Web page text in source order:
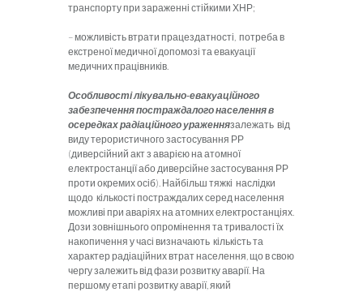
транспорту при зараженні стійкими ХНР;
– можливість втрати працездатності, потреба в
екстреної медичної допомозі та евакуації
медичних працівників.
Особливості лікувально-евакуаційного
забезпечення постраждалого населення в
осередках радіаційного ураженнязалежать від
виду терористичного застосування РР
(диверсійний акт з аварією на атомної
електростанції або диверсійне застосування РР
проти окремих осіб). Найбільш тяжкі наслідки
щодо кількості постраждалих серед населення
можливі при аваріях на атомних електростанціях.
Дози зовнішнього опромінення та тривалості їх
накопичення у часі визначають кількість та
характер радіаційних втрат населення, що в свою
чергу залежить від фази розвитку аварії. На
першому етапі розвитку аварії, який